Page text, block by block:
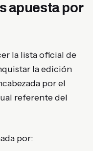
apuesta por
la lista oficial de
la edición
por el
referente del
por: